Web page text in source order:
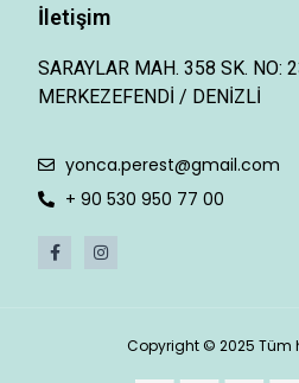
İletişim
SARAYLAR MAH. 358 SK. NO:
MERKEZEFENDİ / DENİZLİ
yonca.perest@gmail.com
+ 90 530 950 77 00
Copyright © 2025 Tüm